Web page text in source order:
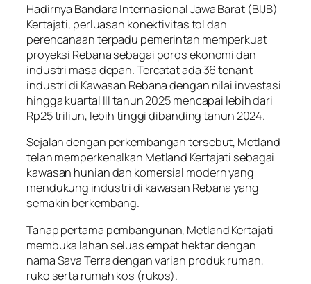
Hadirnya Bandara Internasional Jawa Barat (BIJB)
Kertajati, perluasan konektivitas tol dan
perencanaan terpadu pemerintah memperkuat
proyeksi Rebana sebagai poros ekonomi dan
industri masa depan. Tercatat ada 36 tenant
industri di Kawasan Rebana dengan nilai investasi
hingga kuartal III tahun 2025 mencapai lebih dari
Rp25 triliun, lebih tinggi dibanding tahun 2024.
Sejalan dengan perkembangan tersebut, Metland
telah memperkenalkan Metland Kertajati sebagai
kawasan hunian dan komersial modern yang
mendukung industri di kawasan Rebana yang
semakin berkembang.
Tahap pertama pembangunan, Metland Kertajati
membuka lahan seluas empat hektar dengan
nama Sava Terra dengan varian produk rumah,
ruko serta rumah kos (rukos).